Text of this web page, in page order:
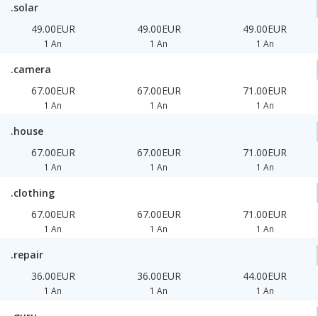
.solar
49.00EUR
1 An
49.00EUR
1 An
49.00EUR
1 An
.camera
67.00EUR
1 An
67.00EUR
1 An
71.00EUR
1 An
.house
67.00EUR
1 An
67.00EUR
1 An
71.00EUR
1 An
.clothing
67.00EUR
1 An
67.00EUR
1 An
71.00EUR
1 An
.repair
36.00EUR
1 An
36.00EUR
1 An
44.00EUR
1 An